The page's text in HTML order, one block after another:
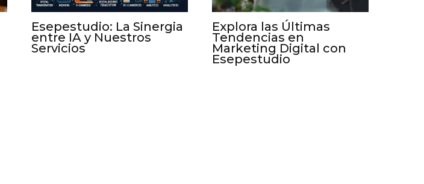
Esepestudio: La Sinergia
entre IA y Nuestros
Servicios
Explora las Últimas
Tendencias en
Marketing Digital con
Esepestudio